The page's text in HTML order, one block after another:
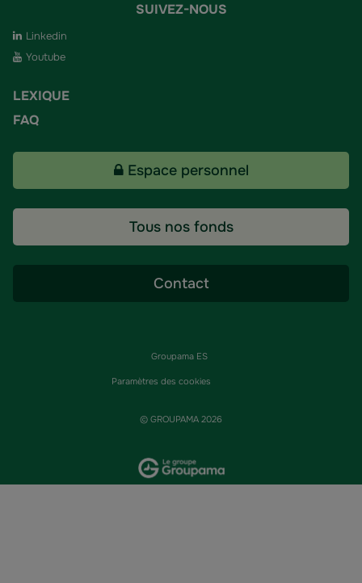
SUIVEZ-NOUS
Linkedin
Youtube
LEXIQUE
FAQ
Espace personnel
Tous nos fonds
Contact
Groupama ES
Paramètres des cookies
© GROUPAMA 2026